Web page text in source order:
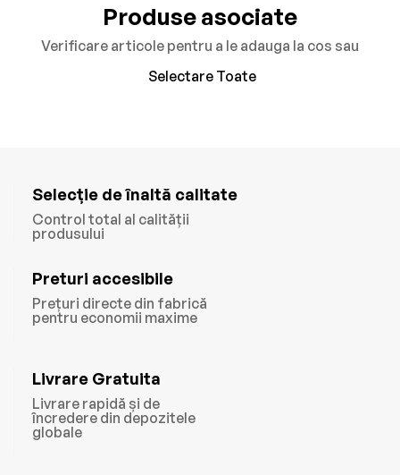
Produse asociate
Verificare articole pentru a le adauga la cos sau
Selectare Toate
Selecție de înaltă calitate
Control total al calității
produsului
Preturi accesibile
Prețuri directe din fabrică
pentru economii maxime
Livrare Gratuita
Livrare rapidă și de
încredere din depozitele
globale